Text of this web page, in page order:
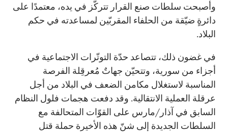
وأصبحت سلطات صنع القرار تتركّز في يده، معتمدًا على
دائرةٍ ضيّقة من الحلفاء المقربّين لمساعدته في حكم
البلاد.
في غضون ذلك، تتصاعد حدّة التوتّرات الاجتماعية في
أجزاء من سورية، وتتحيّن جهاتٌ مُعرقِلة الفرصة
المناسبة لاستغلال مكامن الضعف في البلاد من أجل
عرقلة العملية الانتقالية. وقد دفعت هجمات فلول النظام
السابق في آذار/مارس على القوّات المتحالفة مع
السلطات الجديدة إلى شنّ هذه الأخيرة حملة قتل